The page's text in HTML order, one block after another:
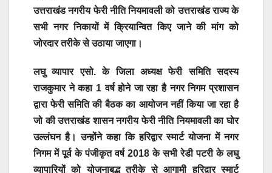
उत्तराखंड नगरीय फेरी नीति नियमावली को उत्तराखंड राज्य के
सभी नगर निकायों में क्रियान्वित किए जाने की मांग को
जोरदार तरीके से उठाया जाएगा।
लघु व्यापार एसो. के जिला अध्यक्ष फेरी समिति सदस्य
राजकुमार ने कहा 1 वर्ष होने जा रहा है नगर निगम प्रशासन
द्वारा फेरी समिति की बैठक का आयोजन नहीं किया जा रहा है
जो की उत्तराखंड शासन नगरीय फेरी नीति नियमावली का घोर
उल्लंघन है। उन्होंने कहा कि हरिद्वार स्मार्ट योजना में नगर
निगम में पूर्व के पंजीकृत वर्ष 2018 के सभी रेडी पटरी के लघु
व्यापारियों को योजनाबद्ध तरीके से आगामी हरिद्वार स्मार्ट